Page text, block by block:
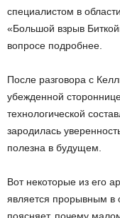
специалистом в
«Большой взрыв
вопросе подробнее.
После разговора с
убежденной
технологической
зародилась
полезна в будущем.
Вот некоторые из его
является прорывным в